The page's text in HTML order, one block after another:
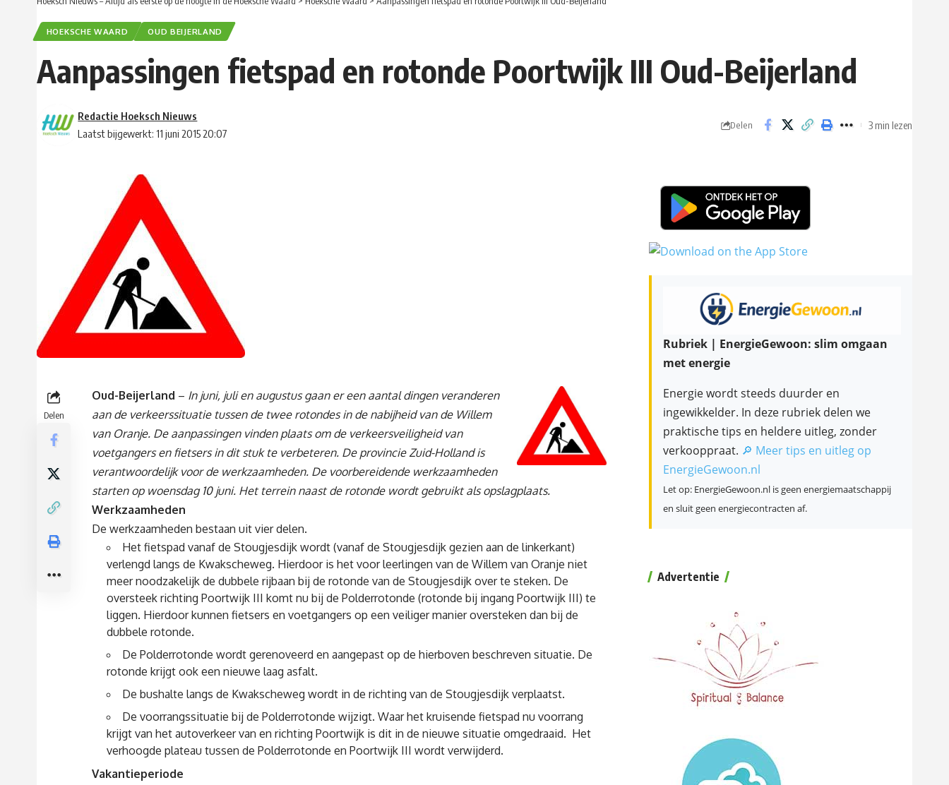
HOEKSCHE WAARD OUD BEIJERLAND
Aanpassingen fietspad en rotonde Poortwijk III Oud-Beijerland
Laatst bijgewerkt: 11 juni 2015 20:07
Redactie Hoeksch Nieuws
Delen 3 min lezen
Delen
Oud-Beijerland – In juni, juli en augustus gaan er een aantal dingen veranderen
aan de verkeerssituatie tussen de twee rotondes in de nabijheid van de Willem
van Oranje. De aanpassingen vinden plaats om de verkeersveiligheid van
voetgangers en fietsers in dit stuk te verbeteren. De provincie Zuid-Holland is
verantwoordelijk voor de werkzaamheden. De voorbereidende werkzaamheden
starten op woensdag 10 juni. Het terrein naast de rotonde wordt gebruikt als opslagplaats.
Werkzaamheden
De werkzaamheden bestaan uit vier delen.
Het fietspad vanaf de Stougjesdijk wordt (vanaf de Stougjesdijk gezien aan de linkerkant)
verlengd langs de Kwakscheweg. Hierdoor is het voor leerlingen van de Willem van Oranje niet
meer noodzakelijk de dubbele rijbaan bij de rotonde van de Stougjesdijk over te steken. De
oversteek richting Poortwijk III komt nu bij de Polderrotonde (rotonde bij ingang Poortwijk III) te
liggen. Hierdoor kunnen fietsers en voetgangers op een veiliger manier oversteken dan bij de
dubbele rotonde.
De Polderrotonde wordt gerenoveerd en aangepast op de hierboven beschreven situatie. De
rotonde krijgt ook een nieuwe laag asfalt.
De bushalte langs de Kwakscheweg wordt in de richting van de Stougjesdijk verplaatst.
De voorrangssituatie bij de Polderrotonde wijzigt. Waar het kruisende fietspad nu voorrang
krijgt van het autoverkeer van en richting Poortwijk is dit in de nieuwe situatie omgedraaid. Het
verhoogde plateau tussen de Polderrotonde en Poortwijk III wordt verwijderd.
Vakantieperiode
Rubriek | EnergieGewoon: slim omgaan
met energie
Energie wordt steeds duurder en
ingewikkelder. In deze rubriek delen we
praktische tips en heldere uitleg, zonder
verkooppraat. 🔎 Meer tips en uitleg op
EnergieGewoon.nl
Let op: EnergieGewoon.nl is geen energiemaatschappij
en sluit geen energiecontracten af.
Advertentie